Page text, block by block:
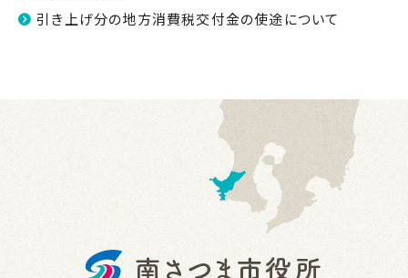
引き上げ分の地方消費税交付金の使途について